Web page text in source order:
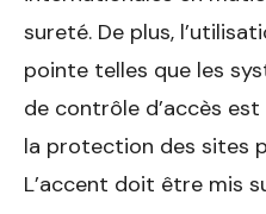
sureté. De plus,
pointe telles que les
de contrôle d’accès
la protection des sites
L’accent doit être mis